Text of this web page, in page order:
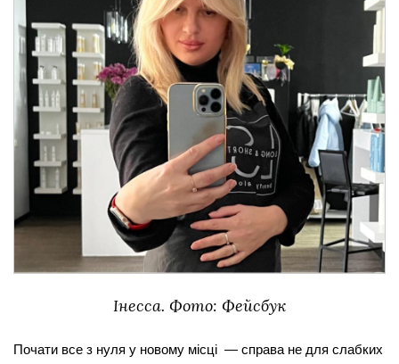
Інесса. Фото: Фейсбук
Почати все з нуля у новому місці  — справа не для слабких